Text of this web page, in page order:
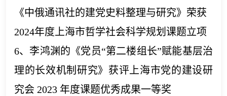
《中俄通讯社的建党史料整理与研究》荣获
2024年度上海市哲学社会科学规划课题立项
6、李鸿渊的《党员“第二楼组长”赋能基层治
理的长效机制研究》获评上海市党的建设研
究会 2023 年度课题优秀成果一等奖